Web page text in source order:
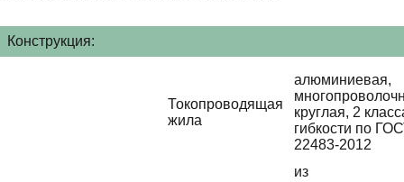
Конструкция:
Токопроводящая
жила
алюминиевая,
круглая, 2
гибкости по
22483-2012
из